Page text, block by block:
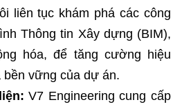
liên tục khám phá các công
Thông tin Xây dựng (BIM),
hóa, để tăng cường hiệu
vững của dự án.
V7 Engineering cung cấp